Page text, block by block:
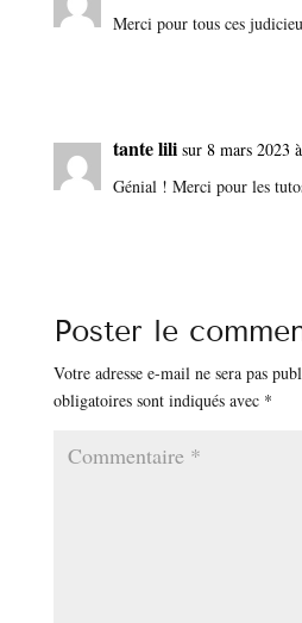
Merci pour tous ces
tante lili sur 8 mars 2023
Génial ! Merci pour les
Poster le
Votre adresse e-mail ne sera pas
obligatoires sont indiqués avec *